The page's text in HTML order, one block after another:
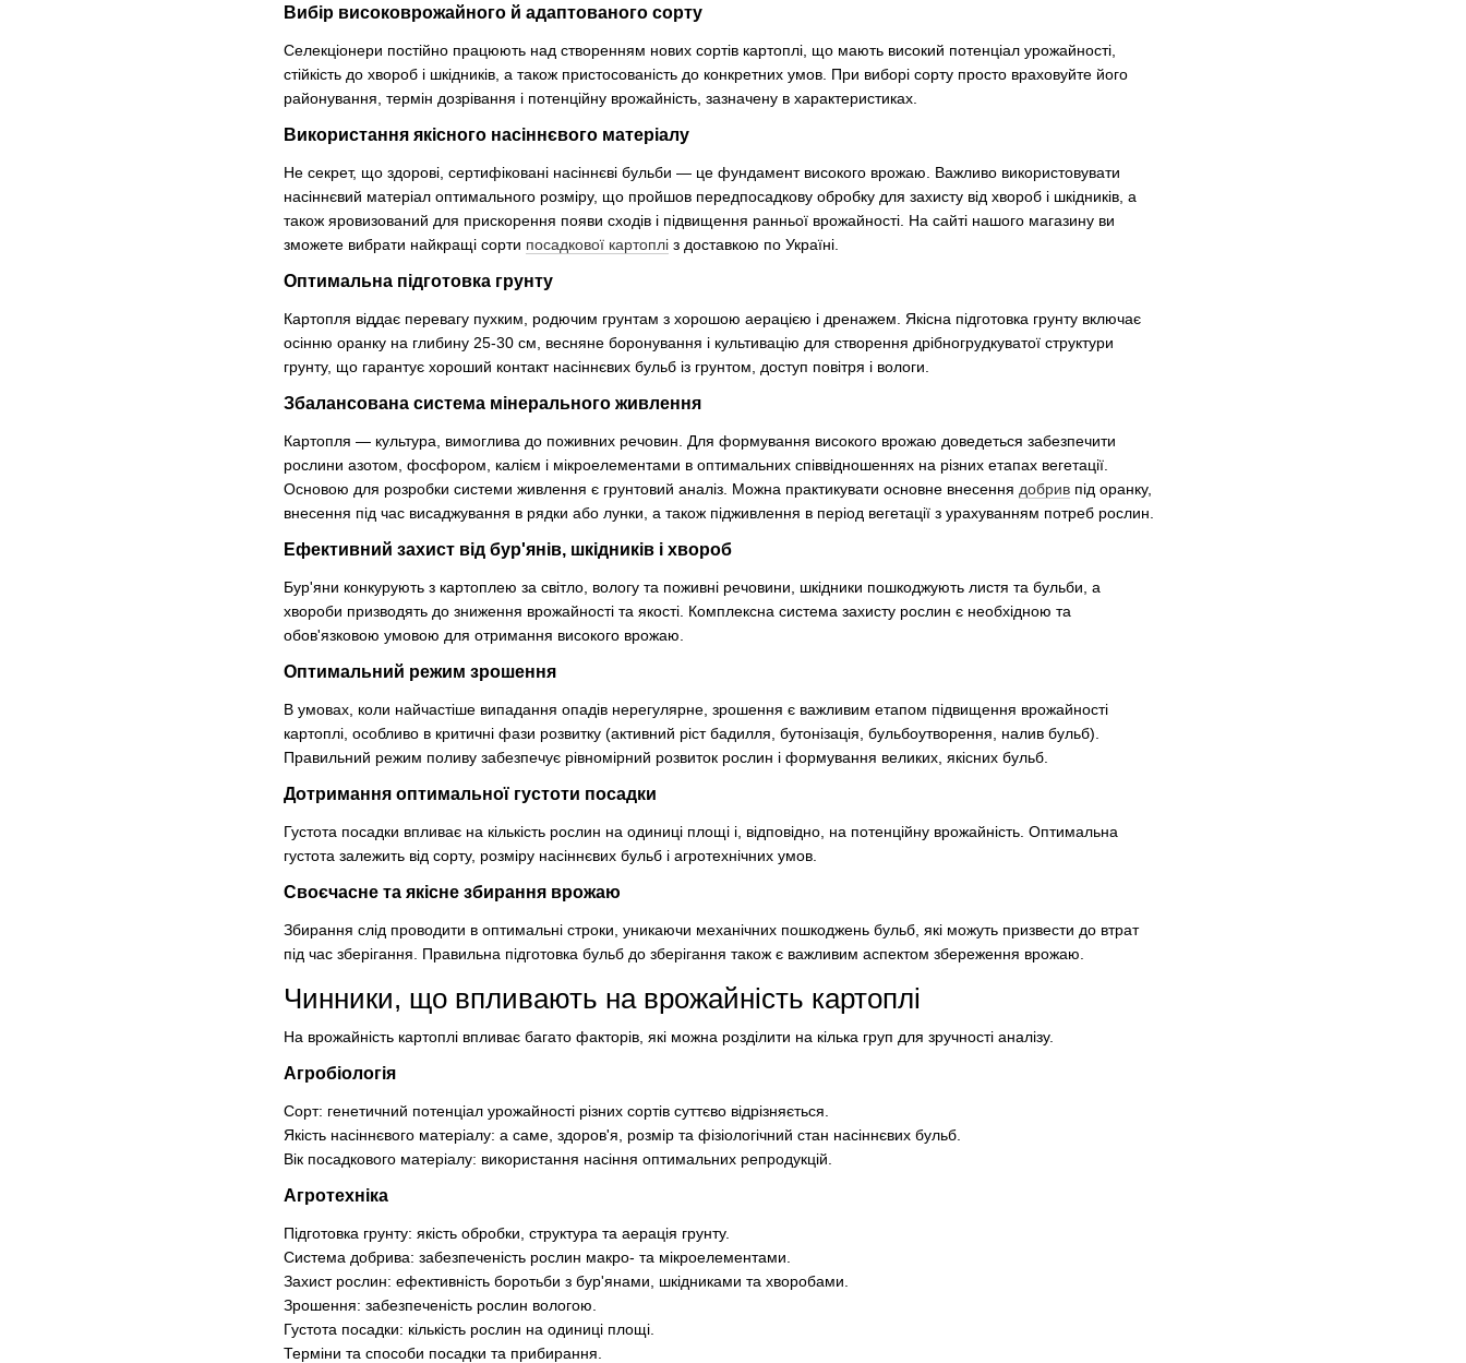
Вибір високоврожайного й адаптованого сорту
Селекціонери постійно працюють над створенням нових сортів картоплі, що мають високий потенціал урожайності,
стійкість до хвороб і шкідників, а також пристосованість до конкретних умов. При виборі сорту просто враховуйте його
районування, термін дозрівання і потенційну врожайність, зазначену в характеристиках.
Використання якісного насіннєвого матеріалу
Не секрет, що здорові, сертифіковані насіннєві бульби — це фундамент високого врожаю. Важливо використовувати
насіннєвий матеріал оптимального розміру, що пройшов передпосадкову обробку для захисту від хвороб і шкідників, а
також яровизований для прискорення появи сходів і підвищення ранньої врожайності. На сайті нашого магазину ви
зможете вибрати найкращі сорти посадкової картоплі з доставкою по Україні.
Оптимальна підготовка грунту
Картопля віддає перевагу пухким, родючим грунтам з хорошою аерацією і дренажем. Якісна підготовка грунту включає
осінню оранку на глибину 25-30 см, весняне боронування і культивацію для створення дрібногрудкуватої структури
грунту, що гарантує хороший контакт насіннєвих бульб із грунтом, доступ повітря і вологи.
Збалансована система мінерального живлення
Картопля — культура, вимоглива до поживних речовин. Для формування високого врожаю доведеться забезпечити
рослини азотом, фосфором, калієм і мікроелементами в оптимальних співвідношеннях на різних етапах вегетації.
Основою для розробки системи живлення є грунтовий аналіз. Можна практикувати основне внесення добрив під оранку,
внесення під час висаджування в рядки або лунки, а також підживлення в період вегетації з урахуванням потреб рослин.
Ефективний захист від бур'янів, шкідників і хвороб
Бур'яни конкурують з картоплею за світло, вологу та поживні речовини, шкідники пошкоджують листя та бульби, а
хвороби призводять до зниження врожайності та якості. Комплексна система захисту рослин є необхідною та
обов'язковою умовою для отримання високого врожаю.
Оптимальний режим зрошення
В умовах, коли найчастіше випадання опадів нерегулярне, зрошення є важливим етапом підвищення врожайності
картоплі, особливо в критичні фази розвитку (активний ріст бадилля, бутонізація, бульбоутворення, налив бульб).
Правильний режим поливу забезпечує рівномірний розвиток рослин і формування великих, якісних бульб.
Дотримання оптимальної густоти посадки
Густота посадки впливає на кількість рослин на одиниці площі і, відповідно, на потенційну врожайність. Оптимальна
густота залежить від сорту, розміру насіннєвих бульб і агротехнічних умов.
Своєчасне та якісне збирання врожаю
Збирання слід проводити в оптимальні строки, уникаючи механічних пошкоджень бульб, які можуть призвести до втрат
під час зберігання. Правильна підготовка бульб до зберігання також є важливим аспектом збереження врожаю.
Чинники, що впливають на врожайність картоплі
На врожайність картоплі впливає багато факторів, які можна розділити на кілька груп для зручності аналізу.
Агробіологія
Сорт: генетичний потенціал урожайності різних сортів суттєво відрізняється.
Якість насіннєвого матеріалу: а саме, здоров'я, розмір та фізіологічний стан насіннєвих бульб.
Вік посадкового матеріалу: використання насіння оптимальних репродукцій.
Агротехніка
Підготовка грунту: якість обробки, структура та аерація грунту.
Система добрива: забезпеченість рослин макро- та мікроелементами.
Захист рослин: ефективність боротьби з бур'янами, шкідниками та хворобами.
Зрошення: забезпеченість рослин вологою.
Густота посадки: кількість рослин на одиниці площі.
Терміни та способи посадки та прибирання.